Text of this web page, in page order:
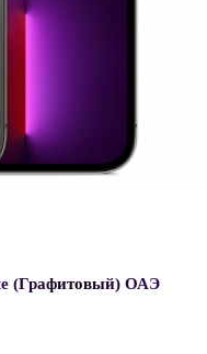
(Графитовый) ОАЭ